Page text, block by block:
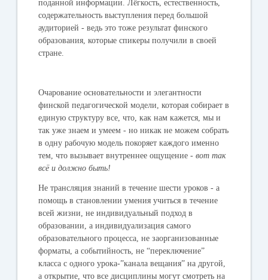
поданной информации. Лёгкость, естественность,
содержательность выступления перед большой
аудиторией - ведь это тоже результат финского
образования, которые спикеры получили в своей
стране.
Очарование основательности и элегантности
финской педагогической модели, которая собирает в
единую структуру все, что, как нам кажется, мы и
так уже знаем и умеем - но никак не можем собрать
в одну рабочую модель покоряет каждого именно
тем, что вызывает внутреннее ощущение -вот так
всё и должно быть!
Не трансляция знаний в течение шести уроков - а
помощь в становлении умения учиться в течение
всей жизни, не индивидуальный подход в
образовании, а индивидуализация самого
образовательного процесса, не заорганизованные
форматы, а событийность, не “переключение”
класса с одного урока-”канала вещания” на другой,
а открытие, что все дисциплины могут смотреть на